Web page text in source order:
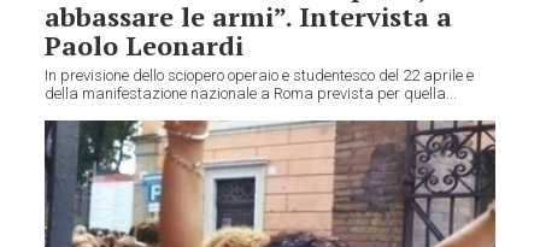
abbassare le armi”. Intervista a
Paolo Leonardi
In previsione dello sciopero operaio e studentesco del 22 aprile e
della manifestazione nazionale a Roma prevista per quella...